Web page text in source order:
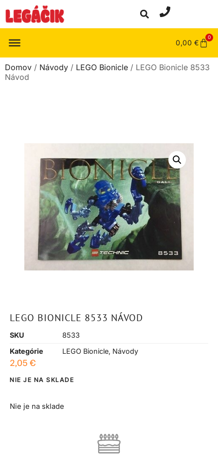
0,00 €
0
Domov / Návody / LEGO Bionicle / LEGO Bionicle 8533
Návod
LEGO BIONICLE 8533 NÁVOD
SKU
8533
Kategórie
LEGO Bionicle, Návody
2,05 €
NIE JE NA SKLADE
Nie je na sklade